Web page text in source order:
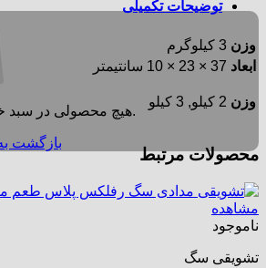
هیچ محصولی در سبد خرید نیست.
بازگشت
توضیحات تکمیلی
وزن 3 کیلوگرم
ابعاد 37 × 23 × 10 سانتیمتر
وزن 2 کیلو, 3 کیلو
محصولات مرتبط
مشاهده
ناموجود
تشویقی سگ